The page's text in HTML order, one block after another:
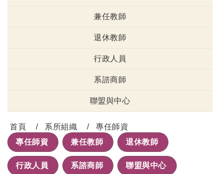
兼任教師
退休教師
行政人員
系諮商師
聯盟與中心
首頁 系所組織
專任師資
專任師資
兼任教師 退休教師
行政人員 系諮商師 聯盟與中心